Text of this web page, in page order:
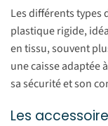
Les différents types
plastique rigide,
en tissu, souvent
une caisse adaptée
sa sécurité et son
Les